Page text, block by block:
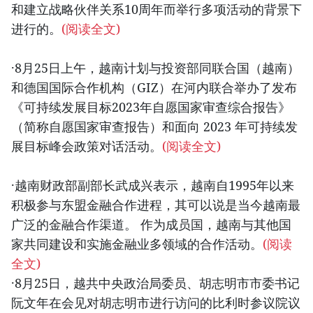
和建立战略伙伴关系10周年而举行多项活动的背景下
进行的。 (阅读全文)
·8月25日上午，越南计划与投资部同联合国（越南）
和德国国际合作机构（GIZ）在河内联合举办了发布
《可持续发展目标2023年自愿国家审查综合报告》
（简称自愿国家审查报告）和面向 2023 年可持续发
展目标峰会政策对话活动。 (阅读全文)
·越南财政部副部长武成兴表示，越南自1995年以来
积极参与东盟金融合作进程，其可以说是当今越南最
广泛的金融合作渠道。 作为成员国，越南与其他国
家共同建设和实施金融业多领域的合作活动。 (阅读
全文)
·8月25日，越共中央政治局委员、胡志明市市委书记
阮文年在会见对胡志明市进行访问的比利时参议院议